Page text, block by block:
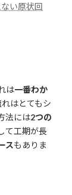
い原状回
は一番わか
はとてもシ
法には2つの
て工期が長
スもありま